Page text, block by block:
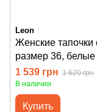
Leon
Женские
размер 36, белые
1 539 грн 1 620 грн
В наличии
Купить